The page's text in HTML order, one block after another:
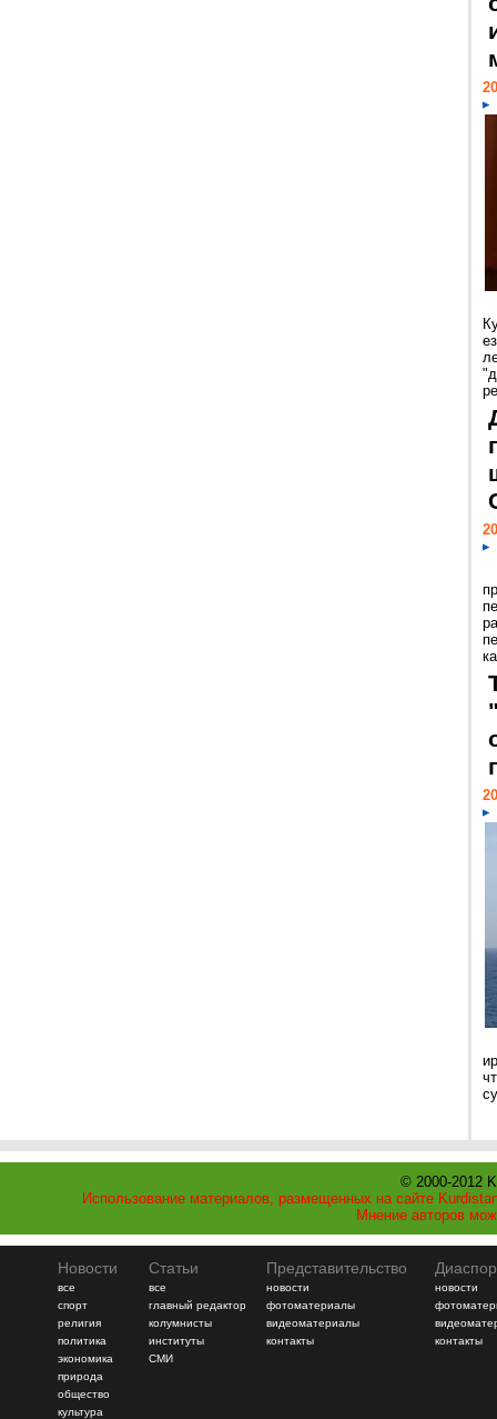
© 2000-2012
Использование материалов, размещенных на сайте
Мнение авторов
Новости
все
спорт
религия
политика
экономика
природа
общество
культура
Статьи
все
главный редактор
колумнисты
институты
СМИ
Представительство
новости
фотоматериалы
видеоматериалы
контакты
новости
контакты